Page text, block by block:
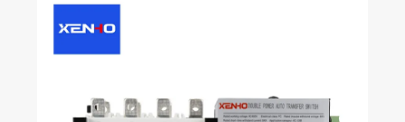
Δείτε περισσότερα >>